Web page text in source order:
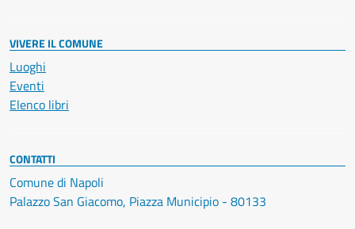
VIVERE IL COMUNE
Luoghi
Eventi
Elenco libri
CONTATTI
Comune di Napoli
Palazzo San Giacomo, Piazza Municipio - 80133